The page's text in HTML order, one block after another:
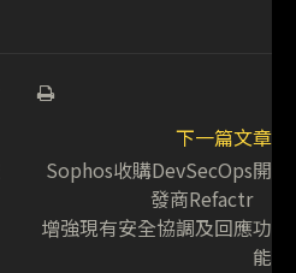
下一篇文章
Sophos收購DevSecOps開
發商Refactr
增強現有安全協調及回應功
能